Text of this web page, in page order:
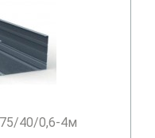
75/40/0,6-4м